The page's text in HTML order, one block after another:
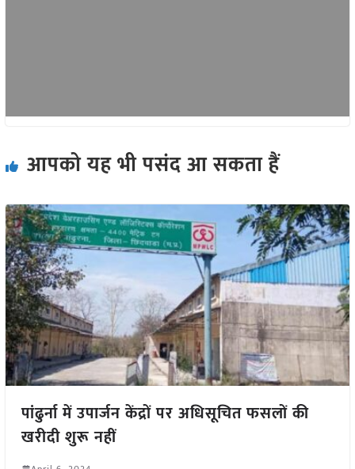
आपको यह भी पसंद आ सकता हैं
पांढुर्ना में उपार्जन केंद्रों पर अधिसूचित फसलों की
खरीदी शुरू नहीं